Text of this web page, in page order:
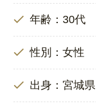
年齢：30代
性別：女性
出身：宮城県